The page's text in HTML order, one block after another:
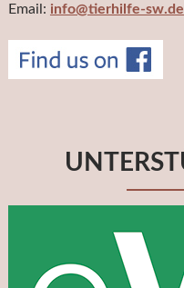
Email: info@tierhilfe-sw.de